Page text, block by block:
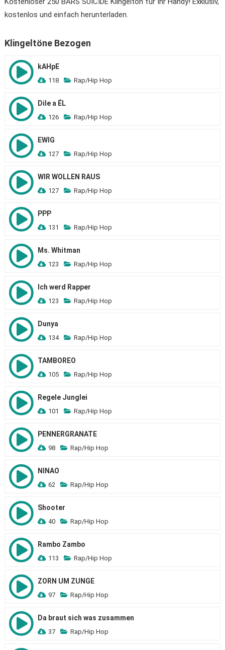
kostenlos und einfach herunterladen.
Klingeltöne Bezogen
kAHpE
118 Rap/Hip Hop
Dile a ÉL
126 Rap/Hip Hop
EWIG
127 Rap/Hip Hop
WIR WOLLEN RAUS
127 Rap/Hip Hop
PPP
131 Rap/Hip Hop
Ms. Whitman
123 Rap/Hip Hop
Ich werd Rapper
123 Rap/Hip Hop
Dunya
134 Rap/Hip Hop
TAMBOREO
105 Rap/Hip Hop
Regele Junglei
101 Rap/Hip Hop
PENNERGRANATE
98 Rap/Hip Hop
NINAO
62 Rap/Hip Hop
Shooter
40 Rap/Hip Hop
Rambo Zambo
113 Rap/Hip Hop
ZORN UM ZUNGE
97 Rap/Hip Hop
Da braut sich was zusammen
37 Rap/Hip Hop